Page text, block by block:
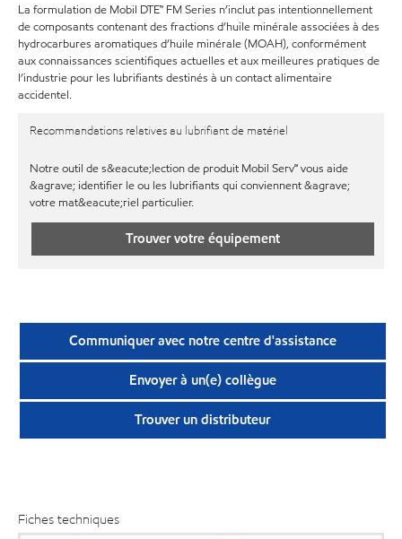
La formulation de Mobil DTE™ FM Series n’inclut pas intentionnellement
de composants contenant des fractions d’huile minérale associées à des
hydrocarbures aromatiques d’huile minérale (MOAH), conformément
aux connaissances scientifiques actuelles et aux meilleures pratiques de
l’industrie pour les lubrifiants destinés à un contact alimentaire
accidentel.
Recommandations relatives au lubrifiant de matériel
Notre outil de s&eacute;lection de produit Mobil Serv℠ vous aide
&agrave; identifier le ou les lubrifiants qui conviennent &agrave;
votre mat&eacute;riel particulier.
Trouver votre équipement
Communiquer avec notre centre d'assistance
Envoyer à un(e) collègue
Trouver un distributeur
Fiches techniques